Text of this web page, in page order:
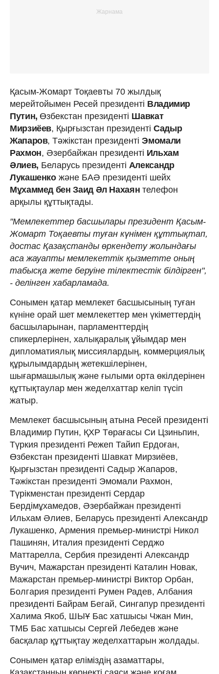
Қасым-Жомарт Тоқаевты 70 жылдық
мерейтойымен Ресей президенті Владимир
Путин,Өзбекстан президенті Шавкат
Мирзиёев, Қырғызстан президентіСадыр
Жапаров, Тәжікстан президентіЭмомали
Рахмон, Әзербайжан президенті Ильхам
Әлиев, Беларусь президенті Александр
Лукашенкожәне БАӘ президенті шейх
Мұхаммед бен Заид Әл Нахаян телефон
арқылы құттықтады.
"Мемлекеттер басшылары президент Қасым-
Жомарт Тоқаевты туған күнімен құттықтап,
достас Қазақстанды өркендету жолындағы
аса жауапты мемлекеттік қызметте оның
табысқа жете беруіне тілектестік білдірген",
- делінген хабарламада.
Сонымен қатар мемлекет басшысының туған
күніне орай шет мемлекеттер мен үкіметтердің
басшыларынан, парламенттердің
спикерлерінен, халықаралық ұйымдар мен
дипломатиялық миссиялардың, коммерциялық
құрылымдардың жетекшілерінен,
шығармашылық және ғылыми орта өкілдерінен
құттықтаулар мен жеделхаттар келіп түсіп
жатыр.
Мемлекет басшысының атына Ресей президенті
Владимир Путин, ҚХР Төрағасы Си Цзиньпин,
Түркия президенті Режеп Тайип Ердоған,
Өзбекстан президенті Шавкат Мирзиёев,
Қырғызстан президенті Садыр Жапаров,
Тәжікстан президенті Эмомали Рахмон,
Түрікменстан президенті Сердар
Бердімұхамедов, Әзербайжан президенті
Ильхам Әлиев, Беларусь президенті Александр
Лукашенко, Армения премьер-министрі Никол
Пашинян, Италия президенті Серджо
Маттарелла, Сербия президенті Александр
Вучич, Мажарстан президенті Каталин Новак,
Мажарстан премьер-министрі Виктор Орбан,
Болгария президенті Румен Радев, Албания
президенті Байрам Бегай, Сингапур президенті
Халима Якоб, ШЫҰ Бас хатшысы Чжан Мин,
ТМБ Бас хатшысы Сергей Лебедев және
басқалар құттықтау жеделхаттарын жолдады.
Сонымен қатар еліміздің азаматтары,